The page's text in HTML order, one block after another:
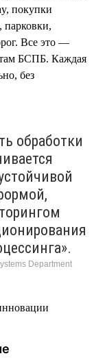
покупки
парковки,
Все это —
БСПБ. Каждая
без
обработки
Department